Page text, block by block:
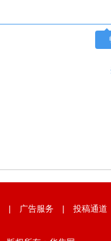
| 广告服务 | 投稿通道